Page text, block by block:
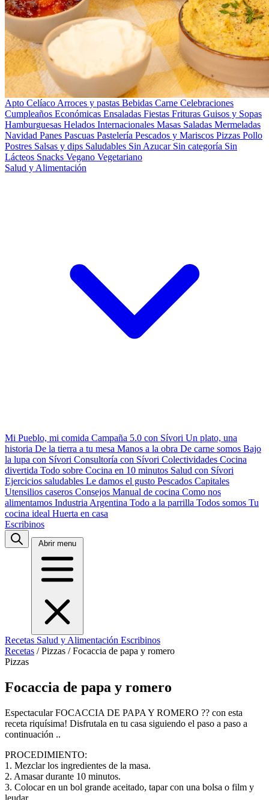
Apto Celíaco Arroces y pastas Bebidas Carne Celebraciones
Cumpleaños Económicas Ensaladas Fiestas Frituras Guisos y Sopas
Hamburguesas Helados Internacionales Masas Saladas Mermeladas
Navidad Panes Pascuas Pastelería Pescados y Mariscos Pizzas Pollo
Postres Salsas y dips Saludables Sin Azucar Sin categoría Sin
Lácteos Snacks Vegano Vegetariano
Salud y Alimentación
Mi Pueblo, mi comida Campaña 5.0 con Sívori Un plato, una
historia De la tierra a tu mesa Manos a la obra De carne somos Bajo
la lupa con Sívori Consultoría con Sívori Colectividades Cocina
divertida Todo sobre Cocina en 10 minutos Salud con Sívori
Ejercicios saludables Le damos el gusto Pescados Capitales
Utensilios caseros Consejos Manual de cocina Como nos
alimentamos Industria Argentina Todo a la parrilla Todos somos Tu
cocina ideal Huerta en casa
Escribinos
Abrir menu
Recetas Salud y Alimentación Escribinos
Recetas / Pizzas / Focaccia de papa y romero
Pizzas
Focaccia de papa y romero
Espectacular FOCACCIA DE PAPA Y ROMERO ?? con esta
receta riquísima! Disfrutala en tu casa siguiendo el paso a paso a
continuación ..
PROCEDIMIENTO:
1. Mezclar los ingredientes de la masa.
2. Amasar durante 10 minutos.
3. Colocar en un bol grande aceitado, tapar con una bolsa o film y
leudar